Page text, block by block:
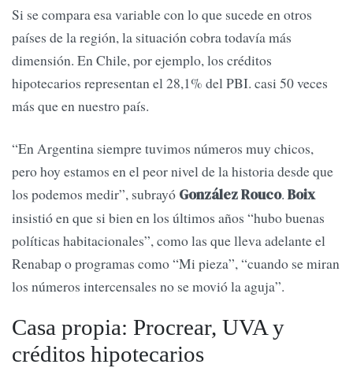
Si se compara esa variable con lo que sucede en otros
países de la región, la situación cobra todavía más
dimensión. En Chile, por ejemplo, los créditos
hipotecarios representan el 28,1% del PBI. casi 50 veces
más que en nuestro país.
“En Argentina siempre tuvimos números muy chicos,
pero hoy estamos en el peor nivel de la historia desde que
los podemos medir”, subrayó González Rouco. Boix
insistió en que si bien en los últimos años “hubo buenas
políticas habitacionales”, como las que lleva adelante el
Renabap o programas como “Mi pieza”, “cuando se miran
los números intercensales no se movió la aguja”.
Casa propia: Procrear, UVA y
créditos hipotecarios